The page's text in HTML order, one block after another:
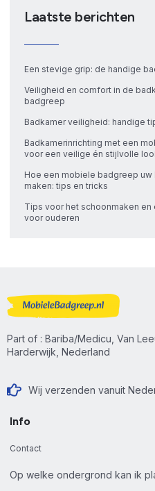
Laatste berichten
Een stevige grip: de handige
Veiligheid en comfort in de
badgreep
Badkamer veiligheid: handige
Badkamerinrichting met een
voor een veilige én stijlvolle
Hoe een mobiele badgreep
maken: tips en tricks
Tips voor het schoonmaken
voor ouderen
Part of : Bariba/Medicu, Van
Harderwijk, Nederland
Wij verzenden vanuit
Info
Contact
Op welke ondergrond kan ik